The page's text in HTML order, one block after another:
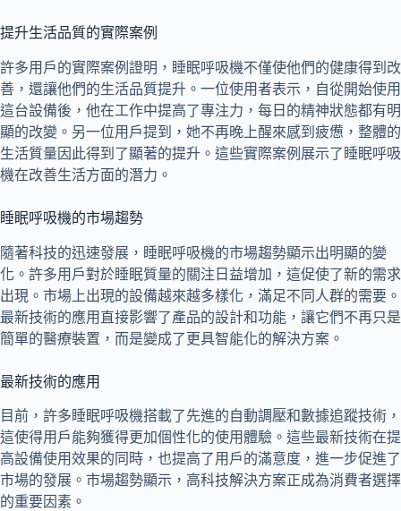
提升生活品質的實際案例
許多用戶的實際案例證明，睡眠呼吸機不僅使他們的健康得到改
善，還讓他們的生活品質提升。一位使用者表示，自從開始使用
這台設備後，他在工作中提高了專注力，每日的精神狀態都有明
顯的改變。另一位用戶提到，她不再晚上醒來感到疲憊，整體的
生活質量因此得到了顯著的提升。這些實際案例展示了睡眠呼吸
機在改善生活方面的潛力。
睡眠呼吸機的市場趨勢
隨著科技的迅速發展，睡眠呼吸機的市場趨勢顯示出明顯的變
化。許多用戶對於睡眠質量的關注日益增加，這促使了新的需求
出現。市場上出現的設備越來越多樣化，滿足不同人群的需要。
最新技術的應用直接影響了產品的設計和功能，讓它們不再只是
簡單的醫療裝置，而是變成了更具智能化的解決方案。
最新技術的應用
目前，許多睡眠呼吸機搭載了先進的自動調壓和數據追蹤技術，
這使得用戶能夠獲得更加個性化的使用體驗。這些最新技術在提
高設備使用效果的同時，也提高了用戶的滿意度，進一步促進了
市場的發展。市場趨勢顯示，高科技解決方案正成為消費者選擇
的重要因素。